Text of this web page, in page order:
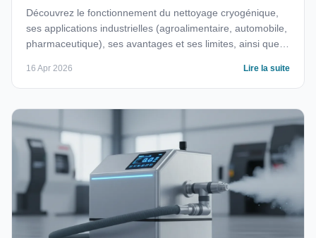
Découvrez le fonctionnement du nettoyage cryogénique,
ses applications industrielles (agroalimentaire, automobile,
pharmaceutique), ses avantages et ses limites, ainsi que
16 Apr 2026 Lire la suite